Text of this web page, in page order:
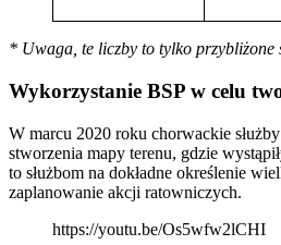
* Uwaga, te liczby to tylko przybliżone
Wykorzystanie BSP w celu
W marcu 2020 roku chorwackie
stworzenia mapy terenu, gdzie
to służbom na dokładne określenie
zaplanowanie akcji ratowniczych.
https://youtu.be/Os5wfw2lCHI